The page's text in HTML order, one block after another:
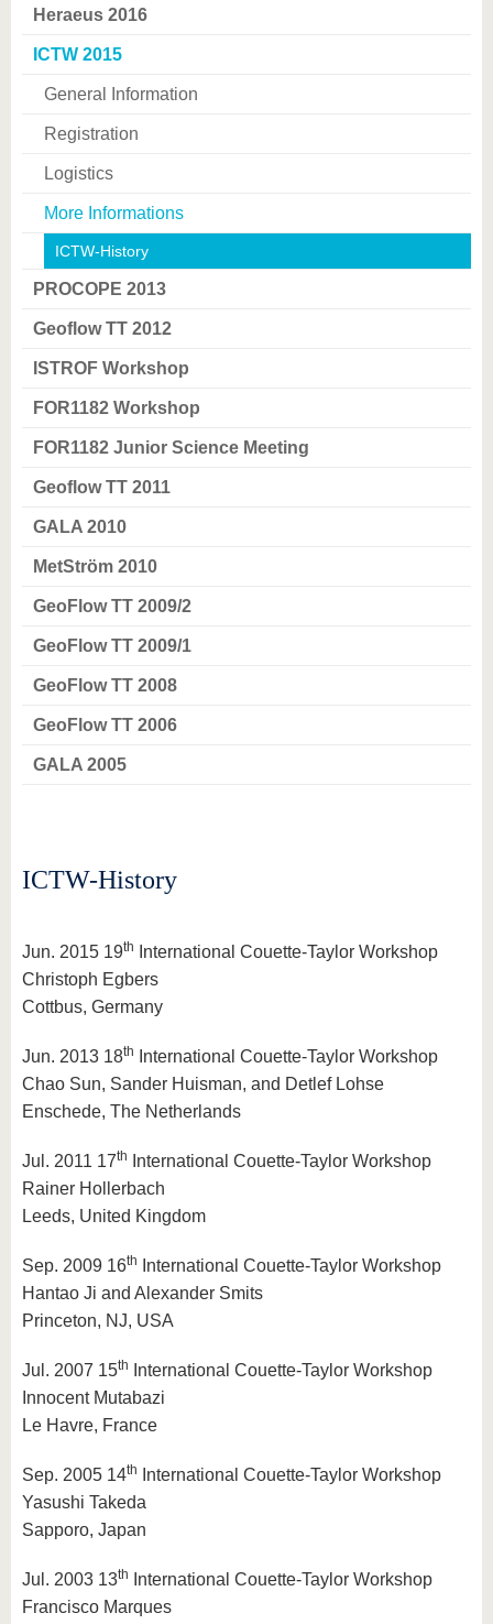
Heraeus 2016
ICTW 2015
General Information
Registration
Logistics
More Informations
ICTW-History
PROCOPE 2013
Geoflow TT 2012
ISTROF Workshop
FOR1182 Workshop
FOR1182 Junior Science Meeting
Geoflow TT 2011
GALA 2010
MetStröm 2010
GeoFlow TT 2009/2
GeoFlow TT 2009/1
GeoFlow TT 2008
GeoFlow TT 2006
GALA 2005
ICTW-History
Jun. 2015 19th
International Couette-Taylor Workshop
Christoph Egbers
Cottbus, Germany
Jun. 2013 18th
International Couette-Taylor Workshop
Chao Sun, Sander Huisman, and Detlef Lohse
Enschede, The Netherlands
Jul. 2011 17th
International Couette-Taylor Workshop
Rainer Hollerbach
Leeds, United Kingdom
Sep. 2009 16th
International Couette-Taylor Workshop
Hantao Ji and Alexander Smits
Princeton, NJ, USA
Jul. 2007 15th
International Couette-Taylor Workshop
Innocent Mutabazi
Le Havre, France
Sep. 2005 14th
International Couette-Taylor Workshop
Yasushi Takeda
Sapporo, Japan
Jul. 2003 13th
International Couette-Taylor Workshop
Francisco Marques